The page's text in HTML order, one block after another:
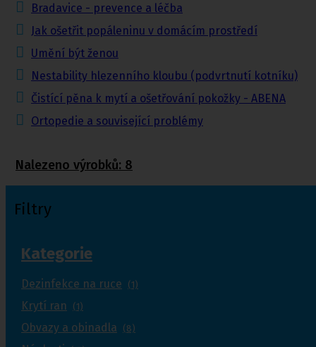
Bradavice - prevence a léčba
Jak ošetřit popáleninu v domácím prostředí
Umění být ženou
Nestability hlezenního kloubu (podvrtnutí kotníku)
Čistící pěna k mytí a ošetřování pokožky - ABENA
Ortopedie a související problémy
Nalezeno výrobků: 8
Filtry
Kategorie
Dezinfekce na ruce (1)
Krytí ran (1)
Obvazy a obinadla (8)